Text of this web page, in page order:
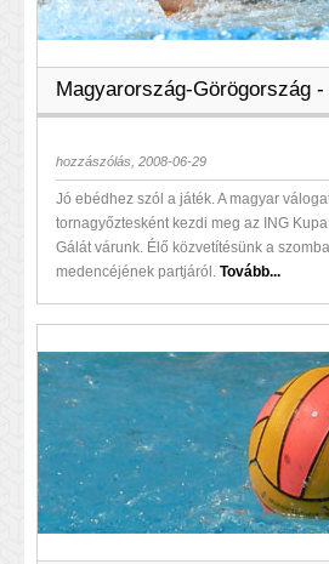
Magyarország-Görögország
hozzászólás, 2008-06-29
Jó ebédhez szól a játék. A magyar
tornagyőztesként kezdi meg az ING
Gálát várunk. Élő közvetítésünk a
medencéjének partjáról. Tovább...